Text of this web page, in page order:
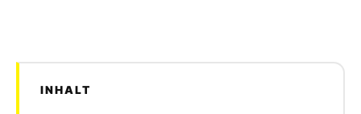
INHALT